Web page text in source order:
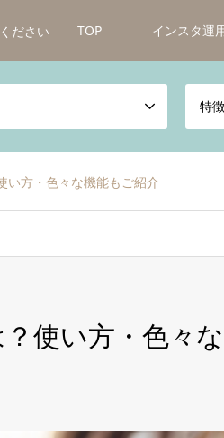
ださい TOP インスタ運
特
い方・色々な機能もご紹介
使い方・色々